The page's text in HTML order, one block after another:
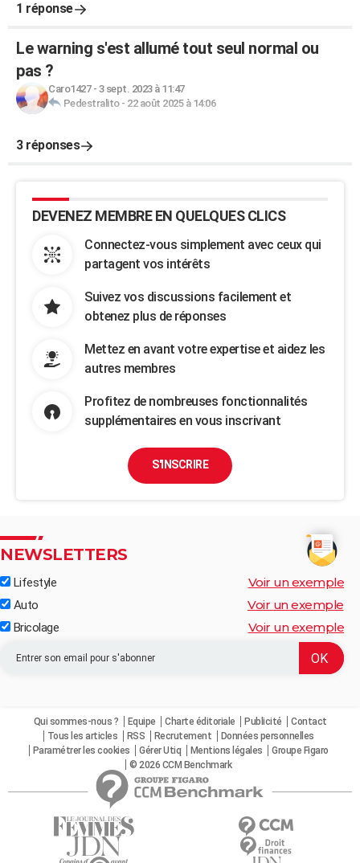
1 réponse
Le warning s'est allumé tout seul normal ou
pas ?
Caro1427- 3 sept. 2023 à 11:47
Pedestralito- 22 août 2025 à 14:06
3 réponses
DEVENEZ MEMBRE EN QUELQUES CLICS
Connectez-vous simplement avec ceux qui
partagent vos intérêts
Suivez vos discussions facilement et
obtenez plus de réponses
Mettez en avant votre expertise et aidez les
autres membres
Profitez de nombreuses fonctionnalités
supplémentaires en vous inscrivant
S'INSCRIRE
NEWSLETTERS
Lifestyle Voir un exemple
Auto Voir un exemple
Bricolage Voir un exemple
Qui sommes-nous ? Equipe Charte éditoriale Publicité
Contact
Tous les articles
RSS Recrutement
Données personnelles
Paramétrer les cookies
Gérer Utiq Mentions légales
Groupe Figaro
© 2026 CCM Benchmark